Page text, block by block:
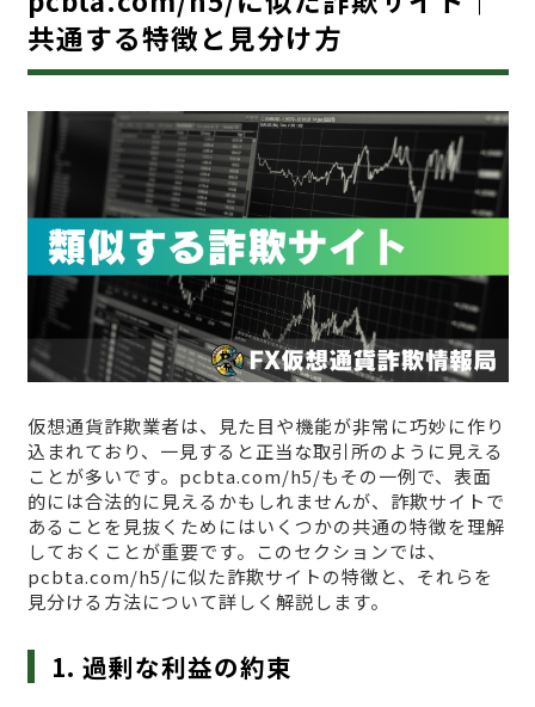
共通する特徴と見分け方
仮想通貨詐欺業者は、見た目や機能が非常に巧妙に作り
込まれており、一見すると正当な取引所のように見える
ことが多いです。pcbta.com/h5/もその一例で、表面
的には合法的に見えるかもしれませんが、詐欺サイトで
あることを見抜くためにはいくつかの共通の特徴を理解
しておくことが重要です。このセクションでは、
pcbta.com/h5/に似た詐欺サイトの特徴と、それらを
見分ける方法について詳しく解説します。
1. 過剰な利益の約束